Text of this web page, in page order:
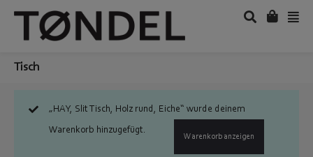
Tisch
„HAY, Slit Tisch, Holz rund, Eiche“ wurde deinem
Warenkorb hinzugefügt.
Warenkorb anzeigen